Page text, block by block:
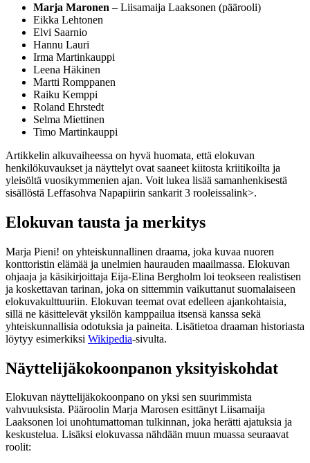
Marja Maronen – Liisamaija Laaksonen (päärooli)
Eikka Lehtonen
Elvi Saarnio
Hannu Lauri
Irma Martinkauppi
Leena Häkinen
Martti Romppanen
Raiku Kemppi
Roland Ehrstedt
Selma Miettinen
Timo Martinkauppi
Artikkelin alkuvaiheessa on hyvä huomata, että elokuvan
henkilökuvaukset ja näyttelyt ovat saaneet kiitosta kriitikoilta ja
yleisöltä vuosikymmenien ajan. Voit lukea lisää samanhenkisestä
sisällöstä Leffasohva Napapiirin sankarit 3 rooleissalink>.
Elokuvan tausta ja merkitys
Marja Pieni! on yhteiskunnallinen draama, joka kuvaa nuoren
konttoristin elämää ja unelmien haurauden maailmassa. Elokuvan
ohjaaja ja käsikirjoittaja Eija-Elina Bergholm loi teokseen realistisen
ja koskettavan tarinan, joka on sittemmin vaikuttanut suomalaiseen
elokuvakulttuuriin. Elokuvan teemat ovat edelleen ajankohtaisia,
sillä ne käsittelevät yksilön kamppailua itsensä kanssa sekä
yhteiskunnallisia odotuksia ja paineita. Lisätietoa draaman historiasta
löytyy esimerkiksi Wikipedia-sivulta.
Näyttelijäkokoonpanon yksityiskohdat
Elokuvan näyttelijäkokoonpano on yksi sen suurimmista
vahvuuksista. Pääroolin Marja Marosen esittänyt Liisamaija
Laaksonen loi unohtumattoman tulkinnan, joka herätti ajatuksia ja
keskustelua. Lisäksi elokuvassa nähdään muun muassa seuraavat
roolit: